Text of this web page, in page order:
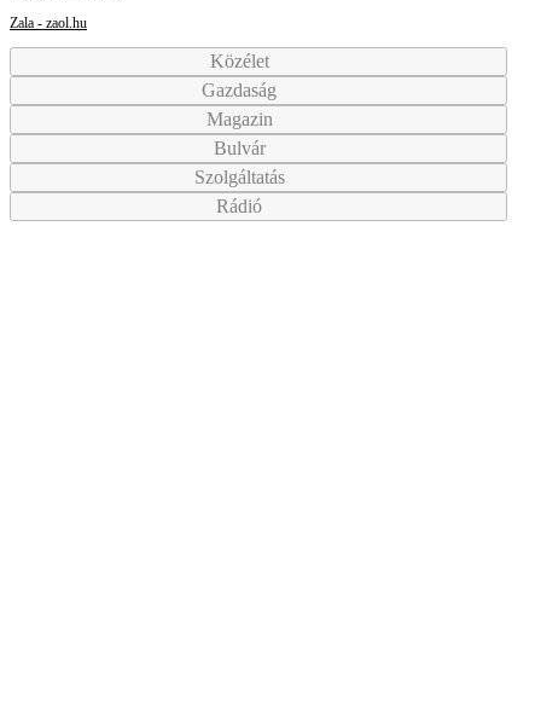
Zala - zaol.hu
Közélet
Gazdaság
Magazin
Bulvár
Szolgáltatás
Rádió